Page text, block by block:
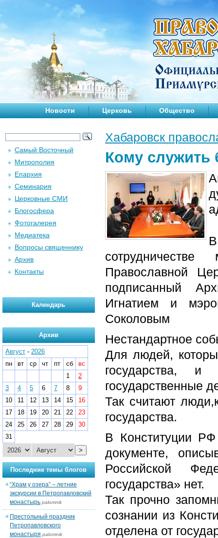
Новости Церковь Общество
Хабаровск
Кому служить
Православной
подписанный
Игнатием и
Соколовым
Нестандартное
Для людей,
государства, и
государственные
Так считают
государства.
В Конституции
документе,
Российской
государства» нет.
Так прочно
сознании из
отделена от
Самый Восточный
Митрополия
Епархия
Семинария
Церковные СМИ
Блогосфера
Фотогалерея
Медиатека
Вопросы священнику
Архив
Контакты
Календарь
Архив
Август - 2026
пн
вт ср чт пт сб
вс
1
2
3
4 5 6 7 8
9
10
11 12 13 14 15
16
17
18 19 20 21 22
23
24
25 26 27 28 29
30
31
>
Последние темы блогов
“Храм у озера” – летние
экскурсии в Петропавловский
монастырь palomnik
Престольный праздник
Петропавловского
монастыря palomnik